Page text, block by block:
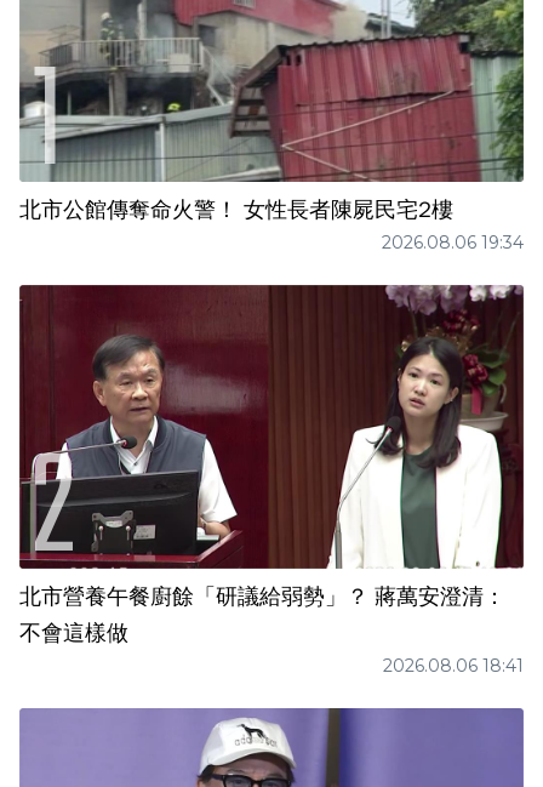
北市公館傳奪命火警！ 女性長者陳屍民宅2樓
2026.08.06 19:34
北市營養午餐廚餘「研議給弱勢」？ 蔣萬安澄清：
不會這樣做
2026.08.06 18:41